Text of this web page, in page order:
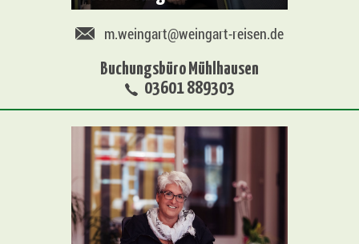
m.weingart@weingart-reisen.de
Buchungsbüro Mühlhausen
03601 889303